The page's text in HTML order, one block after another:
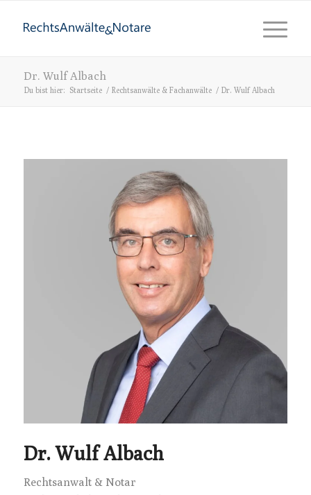
Dr. Wulf Albach
Du bist hier: Startseite / Rechtsanwälte & Fachanwälte / Dr. Wulf Albach
Dr. Wulf Albach
Rechtsanwalt & Notar